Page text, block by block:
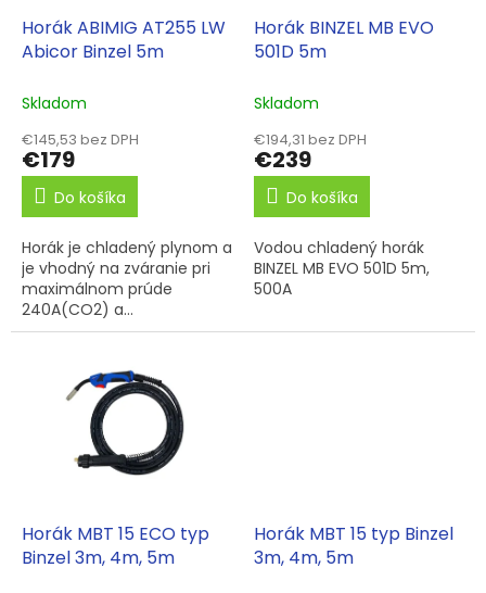
d
u
Horák ABIMIG AT255 LW
Abicor Binzel 5m
Skladom
€145,53 bez DPH
€179
Do košíka
Horák je chladený plynom a
je vhodný na zváranie pri
maximálnom prúde
240A(CO2) a...
Horák BINZEL MB EVO
501D 5m
Skladom
€194,31 bez DPH
€239
Do košíka
Vodou chladený horák
BINZEL MB EVO 501D 5m,
500A
Horák MBT 15 ECO typ
Binzel 3m, 4m, 5m
Horák MBT 15 typ Binzel
3m, 4m, 5m